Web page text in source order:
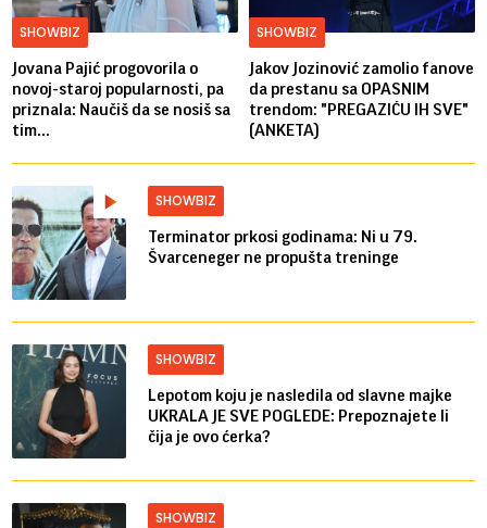
SHOWBIZ
Jovana Pajić progovorila o
novoj-staroj popularnosti, pa
priznala: Naučiš da se nosiš sa
tim...
SHOWBIZ
Jakov Jozinović zamolio fanove
da prestanu sa OPASNIM
trendom: "PREGAZIĆU IH SVE"
(ANKETA)
SHOWBIZ
Terminator prkosi godinama: Ni u 79.
Švarceneger ne propušta treninge
SHOWBIZ
Lepotom koju je nasledila od slavne majke
UKRALA JE SVE POGLEDE: Prepoznajete li
čija je ovo ćerka?
SHOWBIZ